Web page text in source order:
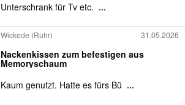
Unterschrank für Tv etc. ...
Wickede (Ruhr) 31.05.2026
Nackenkissen zum befestigen aus
Memoryschaum
Kaum genutzt. Hatte es fürs Bü ...